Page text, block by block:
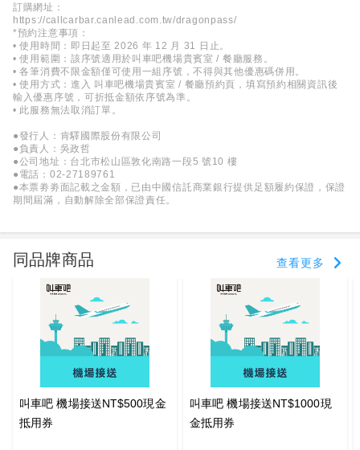
訂購網址：
https://callcarbar.canlead.com.tw/dragonpass/
*預約注意事項：
• 使用時間：即日起至 2026 年 12 月 31 日止。
• 使用範圍：該序號適用於叫車吧機場貴賓室 / 餐廳服務。
• 各筆消費不限金額僅可使用一組序號，不得與其他優惠碼併用。
• 使用方式：進入 叫車吧機場貴賓室 / 餐廳預約頁，填寫預約相關資訊後
輸入優惠序號，可折抵金額依序號為準。
• 此服務無法取消訂單。
●發行人：肯驛國際股份有限公司
●負責人：吳政哲
●公司地址：台北市松山區敦化南路一段5 號10 樓
●電話：02-27189761
●本票劵劵面記載之金額，已由中國信託商業銀行提供足額履約保證，保證
期間屆滿，自動解除全部保證責任。
同品牌商品 查看更多
叫車吧 機場接送NT$500現金
抵用券
叫車吧 機場接送NT$1000現
金抵用券